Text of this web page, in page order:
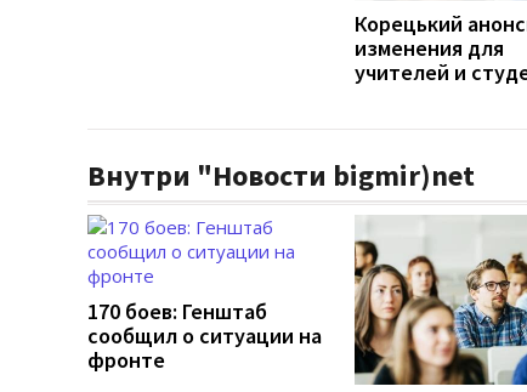
Корецький
изменения для
учителей и
Внутри "Новости bigmir)net
170 боев: Генштаб
сообщил о ситуации на
фронте